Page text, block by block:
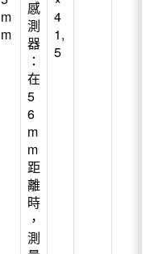
m
m
感
測
器
：
在
5
6
m
m
距
離
時
，
測
4
1,
5